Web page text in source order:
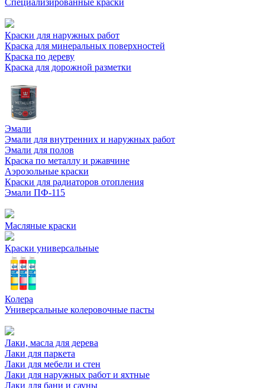
Специализированные краски
Краски для наружных работ
Краска для минеральных поверхностей
Краска по дереву
Краска для дорожной разметки
Эмали
Эмали для внутренних и наружных работ
Эмали для полов
Краска по металлу и ржавчине
Аэрозольные краски
Краски для радиаторов отопления
Эмали ПФ-115
Масляные краски
Краски универсальные
Колера
Универсальные колеровочные пасты
Лаки, масла для дерева
Лаки для паркета
Лаки для мебели и стен
Лаки для наружных работ и яхтные
Лаки для бани и сауны